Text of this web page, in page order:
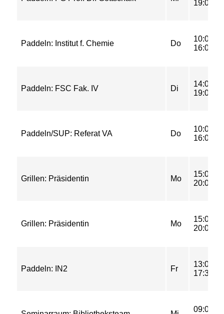
19:00
Paddeln: Institut f. Chemie Do
10:00-
16:00
Paddeln: FSC Fak. IV Di
14:00-
19:00
Paddeln/SUP: Referat VA Do
10:00-
16:00
Grillen: Präsidentin Mo
15:00-
20:00
Grillen: Präsidentin Mo
15:00-
20:00
Paddeln: IN2 Fr
13:00-
17:30
09:00-